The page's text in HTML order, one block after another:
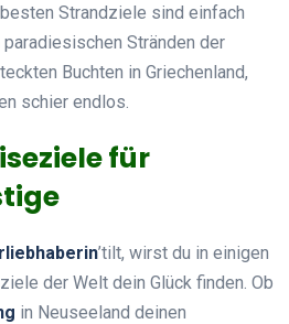
Strandziele sind einfach
Stränden der
Buchten in Griechenland,
schier endlos.
für
’tilt, wirst du in einigen
der Welt dein Glück finden. Ob
in Neuseeland deinen